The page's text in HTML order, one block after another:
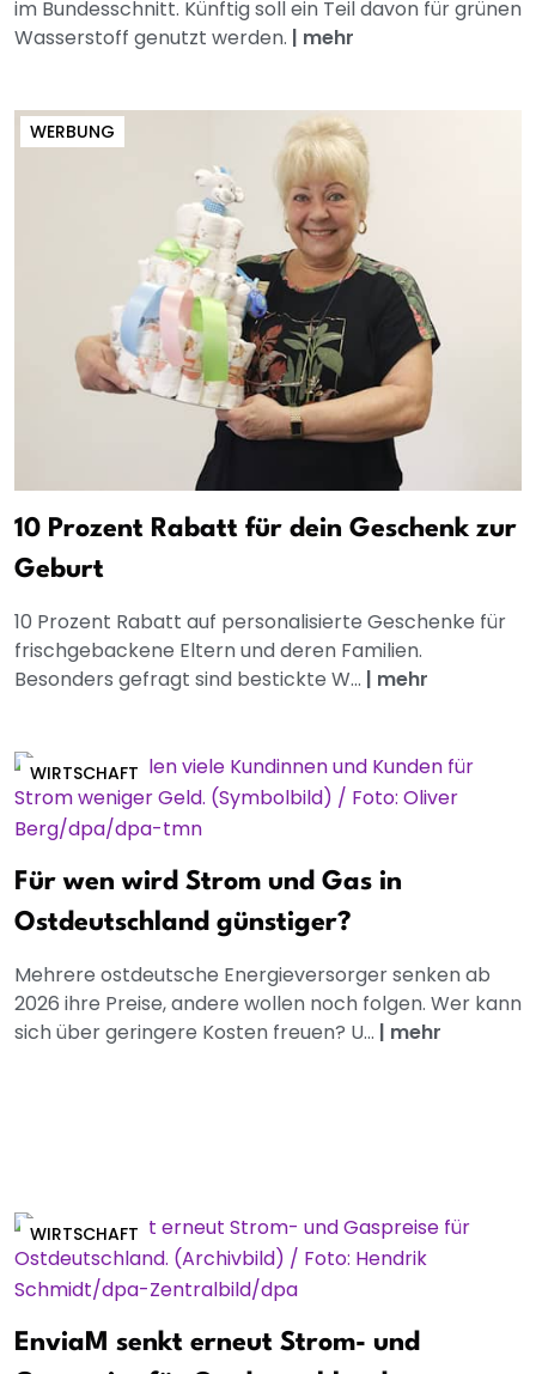
im Bundesschnitt. Künftig soll ein Teil davon für grünen
Wasserstoff genutzt werden. | mehr
WERBUNG
10 Prozent Rabatt für dein Geschenk zur
Geburt
10 Prozent Rabatt auf personalisierte Geschenke für
frischgebackene Eltern und deren Familien.
Besonders gefragt sind bestickte W... | mehr
WIRTSCHAFT
Für wen wird Strom und Gas in
Ostdeutschland günstiger?
Mehrere ostdeutsche Energieversorger senken ab
2026 ihre Preise, andere wollen noch folgen. Wer kann
sich über geringere Kosten freuen? U... | mehr
WIRTSCHAFT
EnviaM senkt erneut Strom- und